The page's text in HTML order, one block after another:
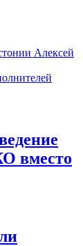
Алексей
вместо